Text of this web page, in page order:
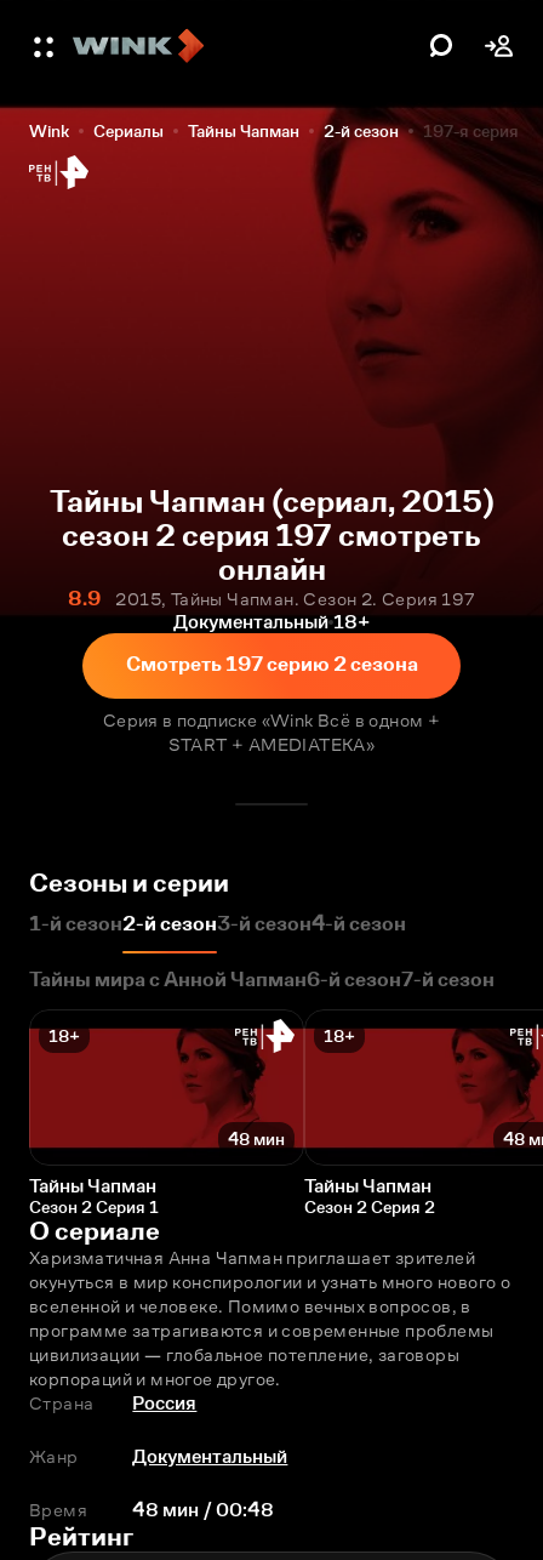
Wink Сериалы Тайны Чапман 2-й сезон 197-я серия
Тайны Чапман (сериал, 2015)
сезон 2 серия 197 смотреть
онлайн
8.9
2015, Тайны Чапман. Сезон 2. Серия 197
Документальный 18+
Смотреть 197 серию 2 сезона
Серия в подписке «Wink Всё в одном +
START + AMEDIATEKA»
Сезоны и серии
1-й сезон2-й сезон3-й сезон4-й сезон
Тайны мира с Анной Чапман6-й сезон7-й сезон
18+
48 мин
Тайны Чапман
Сезон 2 Серия 1
18+
48
Тайны Чапман
Сезон 2 Серия 2
О сериале
Харизматичная Анна Чапман приглашает зрителей
окунуться в мир конспирологии и узнать много нового о
вселенной и человеке. Помимо вечных вопросов, в
программе затрагиваются и современные проблемы
цивилизации — глобальное потепление, заговоры
корпораций и многое другое.
Страна
Россия
Жанр Документальный
Время 48 мин / 00:48
Рейтинг